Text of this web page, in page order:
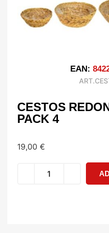
EAN:
CESTOS
PACK 4
19,00 €